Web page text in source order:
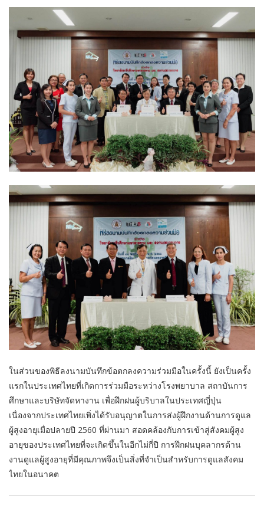
ในส่วนของพิธีลงนามบันทึกข้อตกลงความร่วมมือในครั้งนี้ ยังเป็นครั้ง
แรกในประเทศไทยที่เกิดการร่วมมือระหว่างโรงพยาบาล สถาบันการ
ศึกษาและบริษัทจัดหางาน เพื่อฝึกฝนผู้บริบาลในประเทศญี่ปุ่น
เนื่องจากประเทศไทยเพิ่งได้รับอนุญาตในการส่งผู้ฝึกงานด้านการดูแล
ผู้สูงอายุเมื่อปลายปี 2560 ที่ผ่านมา สอดคล้องกับการเข้าสู่สังคมผู้สูง
อายุของประเทศไทยที่จะเกิดขึ้นในอีกไม่กี่ปี การฝึกฝนบุคลากรด้าน
งานดูแลผู้สูงอายุที่มีคุณภาพจึงเป็นสิ่งที่จำเป็นสำหรับการดูแลสังคม
ไทยในอนาคต